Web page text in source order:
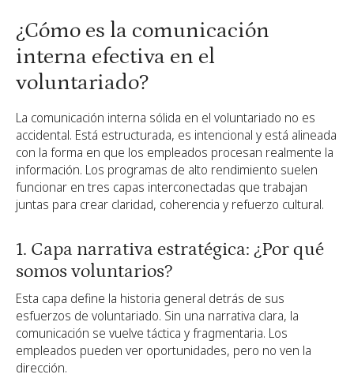
¿Cómo es la comunicación
interna efectiva en el
voluntariado?
La comunicación interna sólida en el voluntariado no es
accidental. Está estructurada, es intencional y está alineada
con la forma en que los empleados procesan realmente la
información. Los programas de alto rendimiento suelen
funcionar en tres capas interconectadas que trabajan
juntas para crear claridad, coherencia y refuerzo cultural.
1. Capa narrativa estratégica: ¿Por qué
somos voluntarios?
Esta capa define la historia general detrás de sus
esfuerzos de voluntariado. Sin una narrativa clara, la
comunicación se vuelve táctica y fragmentaria. Los
empleados pueden ver oportunidades, pero no ven la
dirección.